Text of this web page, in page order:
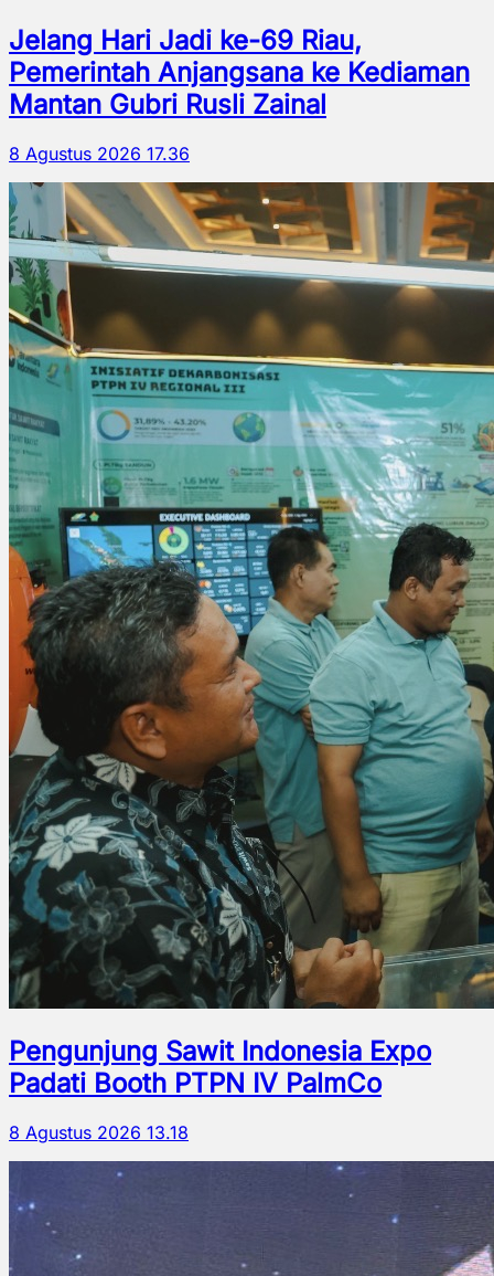
Jelang Hari Jadi ke-69 Riau,
Pemerintah Anjangsana ke Kediaman
Mantan Gubri Rusli Zainal
8 Agustus 2026 17.36
Pengunjung Sawit Indonesia Expo
Padati Booth PTPN IV PalmCo
8 Agustus 2026 13.18